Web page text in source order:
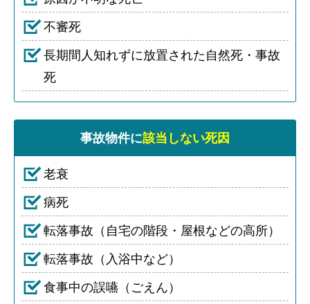
不審死
長期間人知れずに放置された自然死・事故
死
事故物件に該当しない死因
老衰
病死
転落事故（自宅の階段・屋根などの高所）
転落事故（入浴中など）
食事中の誤嚥（ごえん）